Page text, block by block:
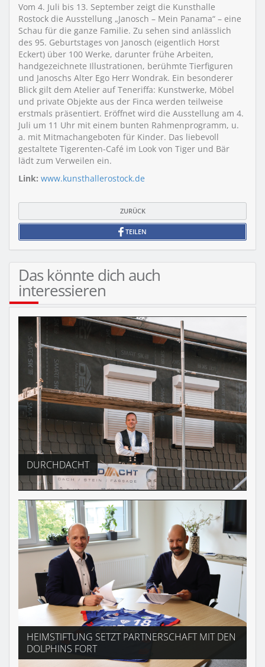
Vom 4. Juli bis 13. September zeigt die Kunsthalle
Rostock die Ausstellung „Janosch – Mein Panama“ – eine
Schau für die ganze Familie. Zu sehen sind anlässlich
des 95. Geburtstages von Janosch (eigentlich Horst
Eckert) über 100 Werke, darunter frühe Arbeiten,
handgezeichnete Illustrationen, berühmte Tierfiguren
und Janoschs Alter Ego Herr Wondrak. Ein besonderer
Blick gilt dem Atelier auf Teneriffa: Kunstwerke, Möbel
und private Objekte aus der Finca werden teilweise
erstmals präsentiert. Eröffnet wird die Ausstellung am 4.
Juli um 11 Uhr mit einem bunten Rahmenprogramm, u.
a. mit Mitmachangeboten für Kinder. Das liebevoll
gestaltete Tigerenten-Café im Look von Tiger und Bär
lädt zum Verweilen ein.
Link: www.kunsthallerostock.de
ZURÜCK
TEILEN
Das könnte dich auch
interessieren
DURCHDACHT
HEIMSTIFTUNG SETZT PARTNERSCHAFT MIT DEN
DOLPHINS FORT